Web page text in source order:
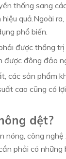
thống sang
quả.Ngoài
phổ biến.
được thống
đông đảo
các sản phẩm
cao cũng có
dệt?
nóng, công
phải có những